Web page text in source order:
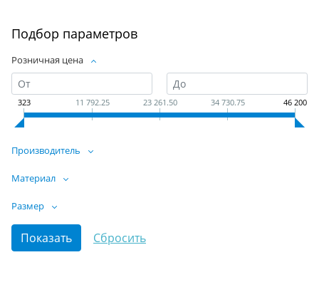
Подбор параметров
Розничная цена
323 11 792.25 23 261.50 34 730.75 46 200
Производитель
Материал
Размер